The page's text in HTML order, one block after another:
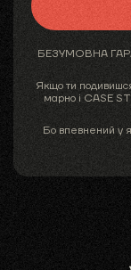
БЕЗУМОВНА
Якщо ти
марно і CASE
Бо впевнений у